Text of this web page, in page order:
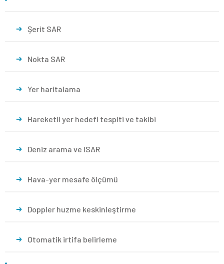
Şerit SAR
Nokta SAR
Yer haritalama
Hareketli yer hedefi tespiti ve takibi
Deniz arama ve ISAR
Hava-yer mesafe ölçümü
Doppler huzme keskinleştirme
Otomatik irtifa belirleme